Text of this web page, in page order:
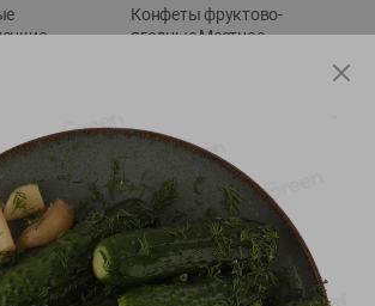
ф
Конфеты фруктово-
ягодные Местное
78
Показать 15-28 из 78